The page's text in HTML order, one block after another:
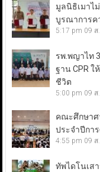
มูลนิธิเมาไ
บูรณาการค
5:17 pm 09
รพ.พญาไท
ฐาน CPR
ชีวิต
5:00 pm 09
คณะศึกษาศ
ประจำปีกา
4:55 pm 09
ทัพไดโนเส